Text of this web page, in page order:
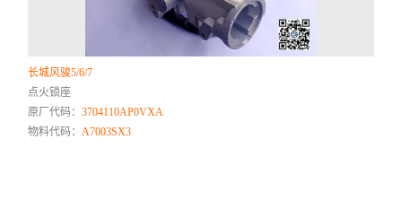
长城风骏5/6/7
点火锁座
原厂代码：3704110AP0VXA
物料代码：A7003SX3